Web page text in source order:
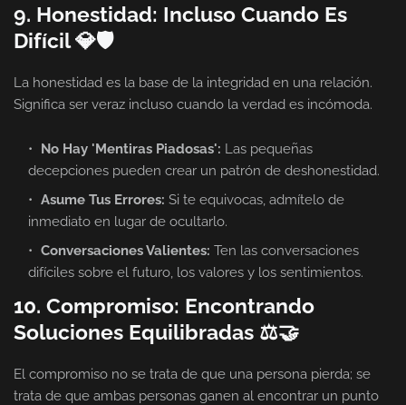
9. Honestidad: Incluso Cuando Es
Difícil 💎🛡️
La honestidad es la base de la integridad en una relación.
Significa ser veraz incluso cuando la verdad es incómoda.
No Hay 'Mentiras Piadosas': Las pequeñas
decepciones pueden crear un patrón de deshonestidad.
Asume Tus Errores: Si te equivocas, admítelo de
inmediato en lugar de ocultarlo.
Conversaciones Valientes: Ten las conversaciones
difíciles sobre el futuro, los valores y los sentimientos.
10. Compromiso: Encontrando
Soluciones Equilibradas ⚖️🤝
El compromiso no se trata de que una persona pierda; se
trata de que ambas personas ganen al encontrar un punto